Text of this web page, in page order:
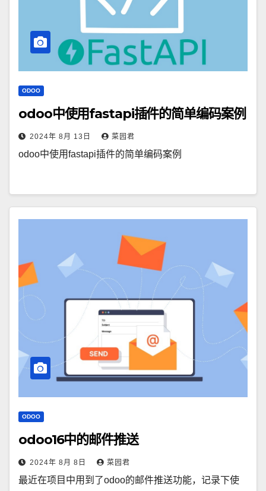
ODOO
odoo中使用fastapi插件的简单编码案例
2024年 8月 13日 菜园君
odoo中使用fastapi插件的简单编码案例
ODOO
odoo16中的邮件推送
2024年 8月 8日 菜园君
最近在项目中用到了odoo的邮件推送功能，记录下使